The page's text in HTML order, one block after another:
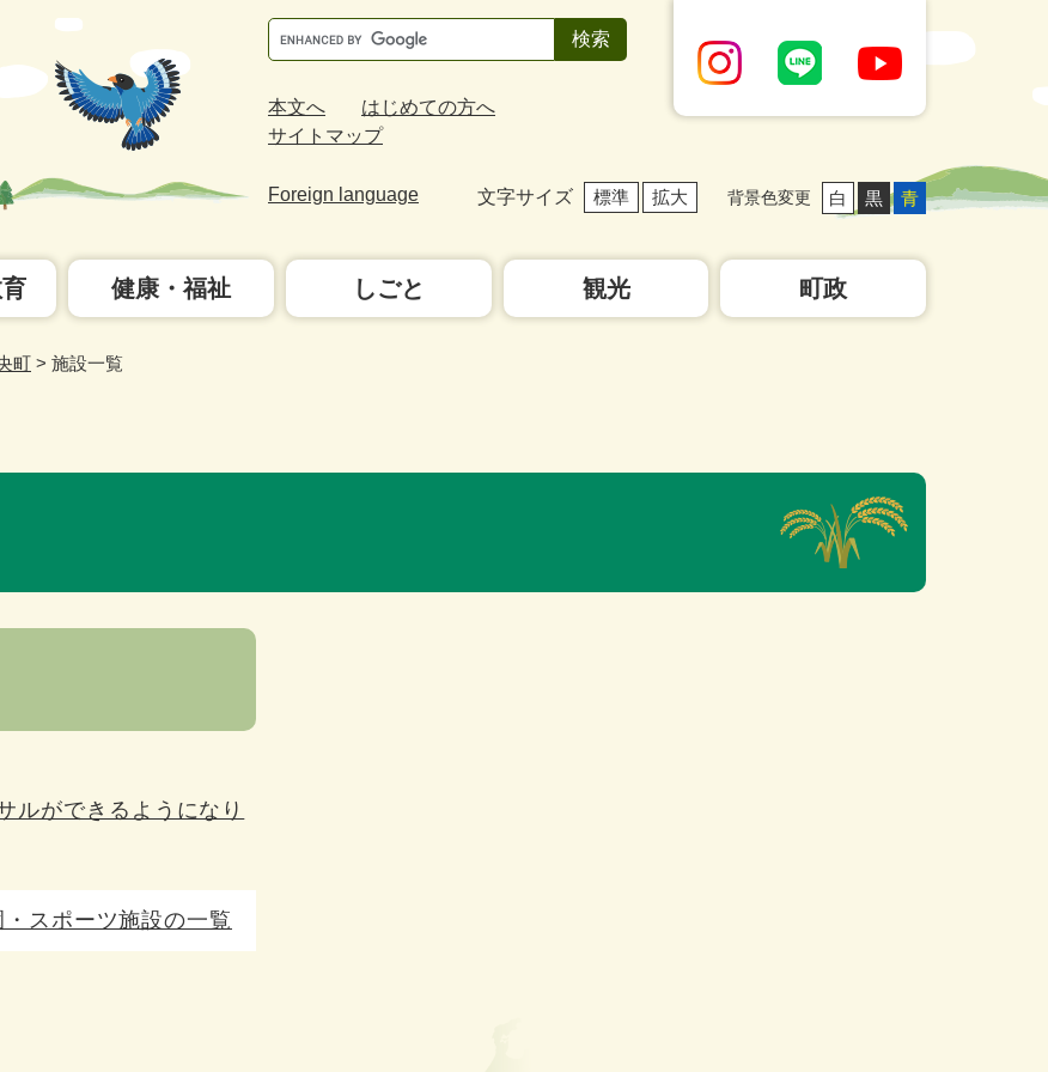
Google
カ
タ
ム
索
本文へ
はじめての方へ
サイトマップ
Foreign language 文字サイズ 標準 拡大 背景色変更 白 黒 青
健康・福祉 しごと 観光 町政
町 > 施設一覧
ルができるようになり
・スポーツ施設の一覧